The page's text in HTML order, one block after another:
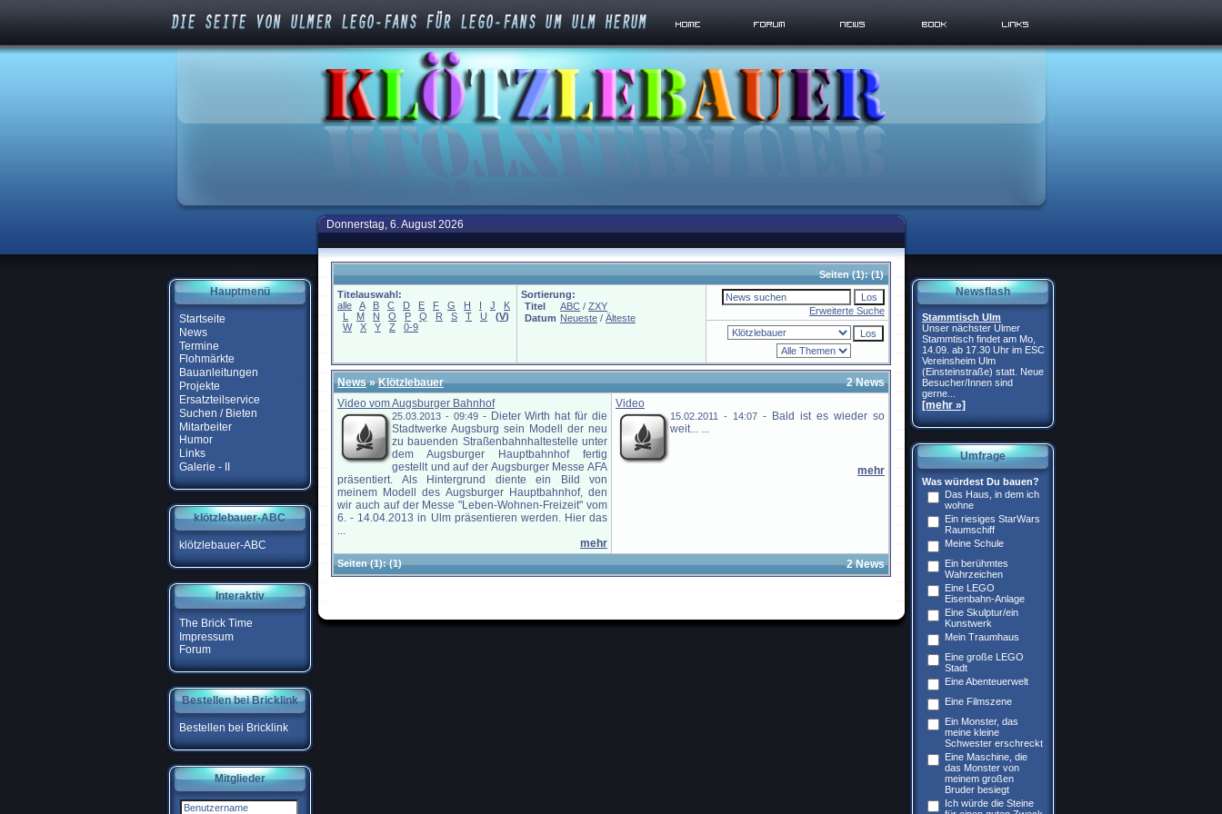
Hauptmenü
Startseite
News
Termine
Flohmärkte
Bauanleitungen
Projekte
Ersatzteilservice
Suchen / Bieten
Mitarbeiter
Humor
Links
Galerie - II
klötzlebauer-ABC
klötzlebauer-ABC
Interaktiv
The Brick Time
Impressum
Forum
Bestellen bei Bricklink
Bestellen bei Bricklink
Mitglieder
Donnerstag, 6. August 2026
Seiten(1):(1)
Titelauswahl:
alle
A B C D E F G H I J
K
L
M N O P Q R S T U (V)
W
X Y Z 0-9
Sortierung:
Titel
ABC / ZXY
Datum Neueste / Älteste
Erweiterte Suche
News»Klötzlebauer
2 News
Video vom Augsburger Bahnhof
25.03.2013 - 09:49- Dieter Wirth hat für die
Stadtwerke Augsburg sein Modell der neu
zu bauenden Straßenbahnhaltestelle unter
dem Augsburger Hauptbahnhof fertig
gestellt und auf der Augsburger Messe AFA
präsentiert. Als Hintergrund diente ein Bild von
meinem Modell des Augsburger Hauptbahnhof, den
wir auch auf der Messe "Leben-Wohnen-Freizeit" vom
6. - 14.04.2013 in Ulm präsentieren werden. Hier das
...
mehr
Video
15.02.2011 - 14:07 - Bald ist es wieder so
weit... ...
mehr
Seiten(1):(1) 2 News
Newsflash
Stammtisch Ulm
Unser nächster Ulmer
Stammtisch findet am Mo,
14.09. ab 17.30 Uhr im ESC
Vereinsheim Ulm
(Einsteinstraße) statt. Neue
Besucher/Innen sind
gerne...
[mehr »]
Umfrage
Was würdest Du bauen?
Das Haus, in dem ich
wohne
Ein riesiges StarWars
Raumschiff
Meine Schule
Ein berühmtes
Wahrzeichen
Eine LEGO
Eisenbahn-Anlage
Eine Skulptur/ein
Kunstwerk
Mein Traumhaus
Eine große LEGO
Stadt
Eine Abenteuerwelt
Eine Filmszene
Ein Monster, das
meine kleine
Schwester erschreckt
Eine Maschine, die
das Monster von
meinem großen
Bruder besiegt
Ich würde die Steine